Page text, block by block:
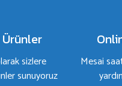
sizlere
sunuyoruz
Mesai